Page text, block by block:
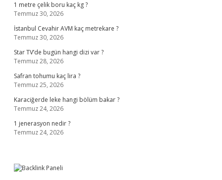
1 metre çelik boru kaç kg ?
Temmuz 30, 2026
İstanbul Cevahir AVM kaç metrekare ?
Temmuz 30, 2026
Star TV’de bugün hangi dizi var ?
Temmuz 28, 2026
Safran tohumu kaç lira ?
Temmuz 25, 2026
Karaciğerde leke hangi bölüm bakar ?
Temmuz 24, 2026
1 jenerasyon nedir ?
Temmuz 24, 2026